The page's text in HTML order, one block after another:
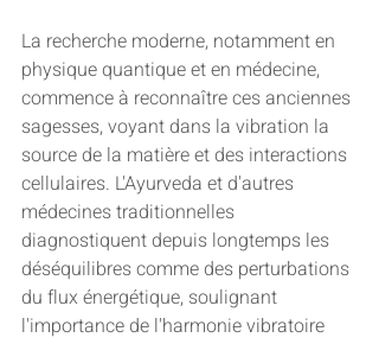
La recherche moderne, notamment en
physique quantique et en médecine,
commence à reconnaître ces anciennes
sagesses, voyant dans la vibration la
source de la matière et des interactions
cellulaires. L'Ayurveda et d'autres
médecines traditionnelles
diagnostiquent depuis longtemps les
déséquilibres comme des perturbations
du flux énergétique, soulignant
l'importance de l'harmonie vibratoire